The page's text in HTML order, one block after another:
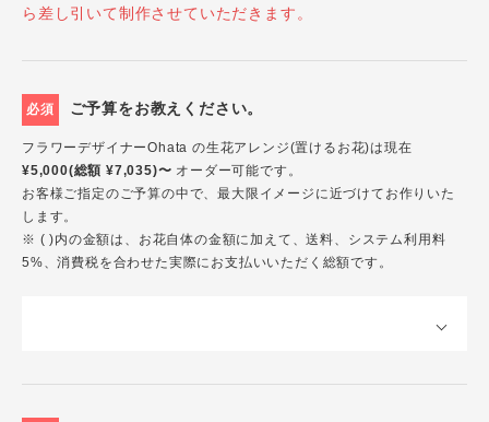
ら差し引いて制作させていただきます。
必須 ご予算をお教えください。
フラワーデザイナーOhata の生花アレンジ(置けるお花)は現在
¥5,000(総額 ¥7,035)〜 オーダー可能です。
お客様ご指定のご予算の中で、最大限イメージに近づけてお作りいた
します。
※ ( )内の金額は、お花自体の金額に加えて、送料、システム利用料
5%、消費税を合わせた実際にお支払いいただく総額です。